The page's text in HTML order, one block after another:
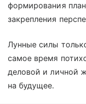
формирования
закрепления
Лунные силы
самое время
деловой и личной
на будущее.